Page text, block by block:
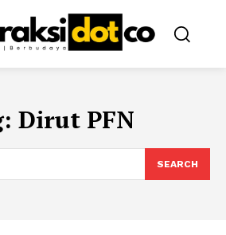
Dirut PFN
SEARCH